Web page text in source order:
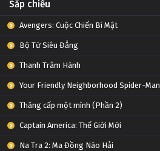
Sắp chiếu
Avengers: Cuộc Chiến Bí Mật
Bộ Tứ Siêu Đẳng
Thanh Trâm Hành
Your Friendly Neighborhood Spider-Man
Thăng cấp một mình (Phần 2)
Captain America: Thế Giới Mới
Na Tra 2: Ma Đồng Náo Hải